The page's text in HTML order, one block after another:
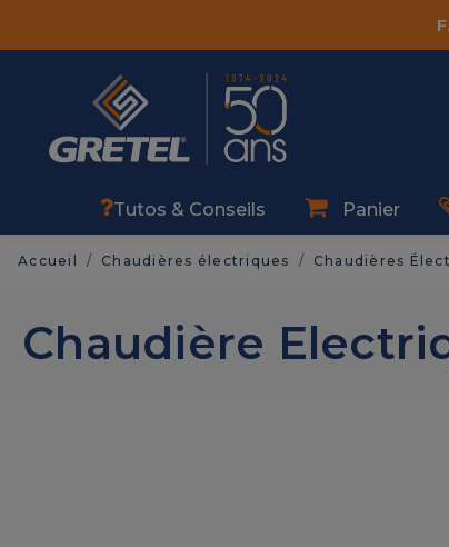
Tutos & Conseils Panier
Accueil Chaudières électriques Chaudières
Chaudière